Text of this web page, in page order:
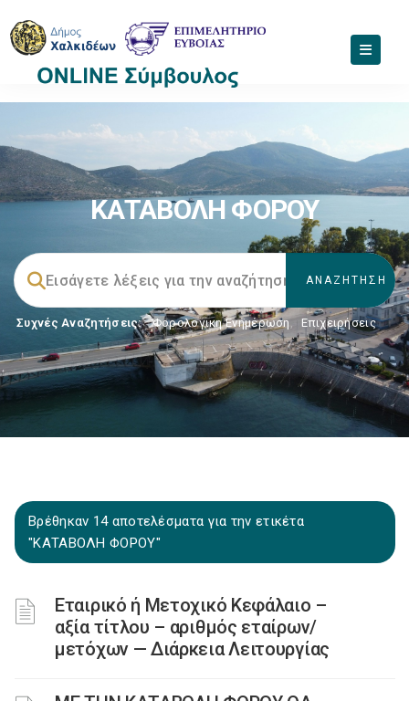
ΚΑΤΑΒΟΛΗ ΦΟΡΟΥ
Συχνές Αναζητήσεις: Φορολογικη Ενημέρωση, Επιχειρήσεις
Βρέθηκαν 14 αποτελέσματα για την ετικέτα
"ΚΑΤΑΒΟΛΗ ΦΟΡΟΥ"
Εταιρικό ή Μετοχικό Κεφάλαιο –
αξία τίτλου – αριθμός εταίρων/
μετόχων — Διάρκεια Λειτουργίας